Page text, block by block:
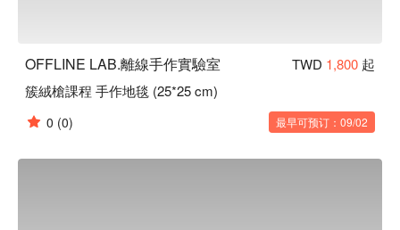
OFFLINE LAB.離線手作實驗室 TWD 1,800 起
簇絨槍課程 手作地毯 (25*25 cm)
0 (0) 最早可预订：09/02